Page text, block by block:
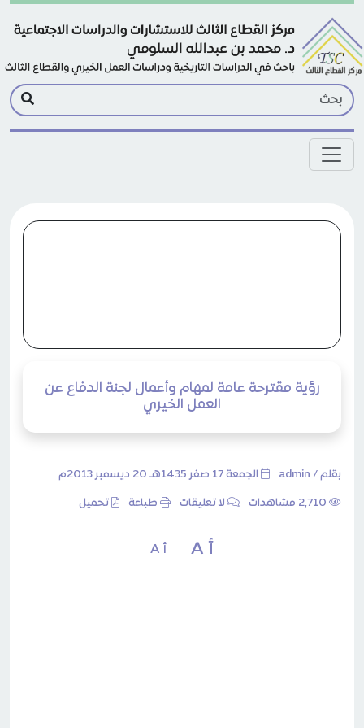
Skip to main content
رؤية مقترحة عامة لمهام وأعمال لجنة الدفاع عن
العمل الخيري
بقلم / admin الجمعة 17 صفر 1435هـ 20 ديسمبر 2013م
لا تعليقات طباعة تحميل
أ A أ A